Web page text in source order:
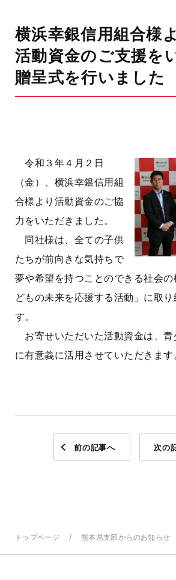
横浜幸銀信用組合様
活動資金のご支援を
贈呈式を行いました
令和３年４月２日
（金）、横浜幸銀信用組
合様より活動資金のご協
力をいただきました。
同社様は、全ての子供
たちが前向きな気持ちで
夢や希望を持つことのできる社会
どもの未来を応援する活動」に取り
す。
お寄せいただいた活動資金は、青
に有意義に活用させていただきます
前の記事へ 次の
トップページ 熊本県支部からのお知らせ